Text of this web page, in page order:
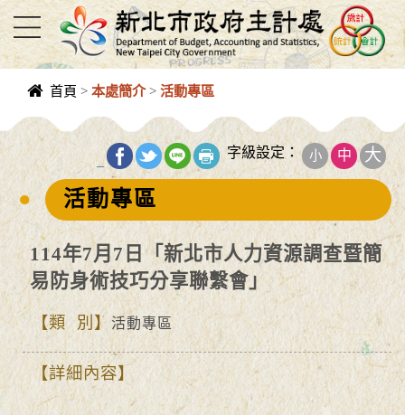
進入內容區塊
首頁 > 本處簡介> 活動專區
_
字級設定： 小 中 大
中央內容區
塊
活動專區
114年7月7日「新北市人力資源調查暨簡
易防身術技巧分享聯繫會」
類 別 活動專區
詳細內容